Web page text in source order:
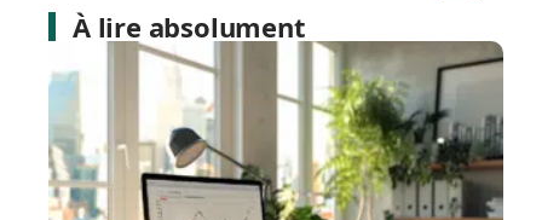
À lire absolument